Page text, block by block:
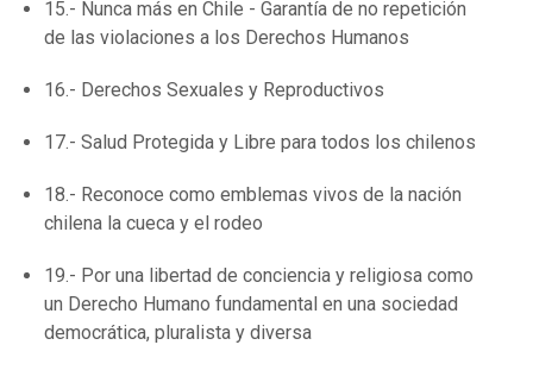
15.- Nunca más en Chile - Garantía de no repetición
de las violaciones a los Derechos Humanos
16.- Derechos Sexuales y Reproductivos
17.- Salud Protegida y Libre para todos los chilenos
18.- Reconoce como emblemas vivos de la nación
chilena la cueca y el rodeo
19.- Por una libertad de conciencia y religiosa como
un Derecho Humano fundamental en una sociedad
democrática, pluralista y diversa